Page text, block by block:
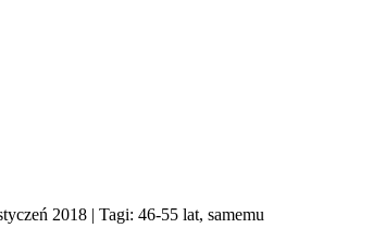
2018 | Tagi: 46-55 lat, samemu